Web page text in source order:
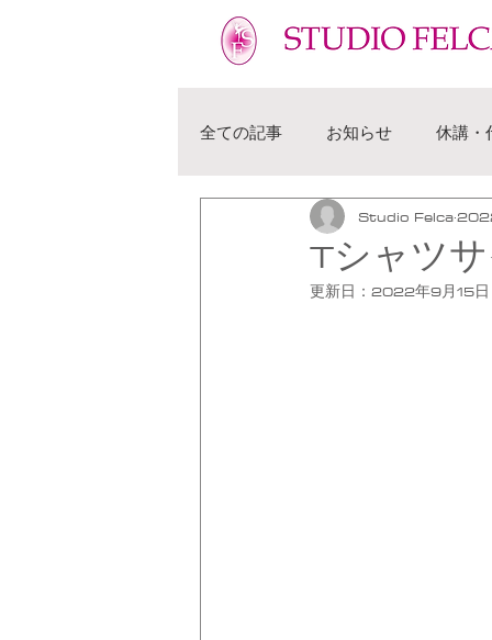
全ての記事 お知らせ 休講・
Tシャツ
Studio Felca
更新日： 2022年9月15日